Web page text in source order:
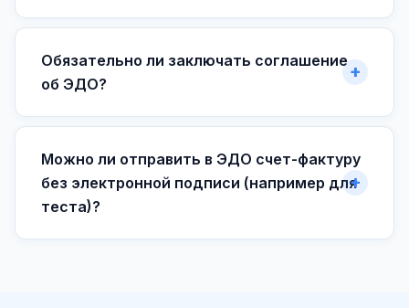
Обязательно ли заключать соглашение
об ЭДО?
Можно ли отправить в ЭДО счет-фактуру
без электронной подписи (например для
теста)?